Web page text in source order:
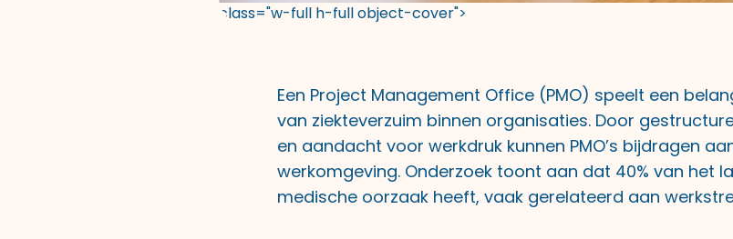
class="w-full h-full object-cover">
Een Project Management Office (PMO) speelt een
van ziekteverzuim binnen organisaties. Door
en aandacht voor werkdruk kunnen PMO’s bijdragen
werkomgeving. Onderzoek toont aan dat 40% van het
medische oorzaak heeft, vaak gerelateerd aan